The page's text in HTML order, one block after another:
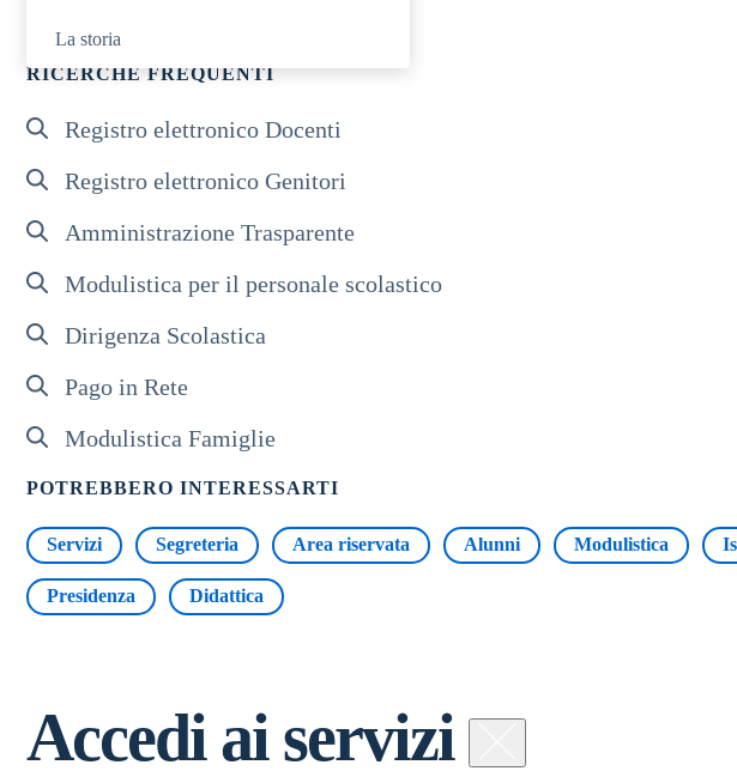
La storia
RICERCHE FREQUENTI
Registro elettronico Docenti
Registro elettronico Genitori
Amministrazione Trasparente
Modulistica per il personale scolastico
Dirigenza Scolastica
Pago in Rete
Modulistica Famiglie
POTREBBERO INTERESSARTI
Servizi Segreteria Area riservata Alunni Modulistica
Presidenza Didattica
Accedi ai servizi